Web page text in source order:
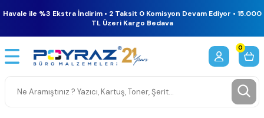
Havale ile %3 Ekstra İndirim • 2 Taksit 0 Komisyon Devam Ediyor • 15.000
TL Üzeri Kargo Bedava
0